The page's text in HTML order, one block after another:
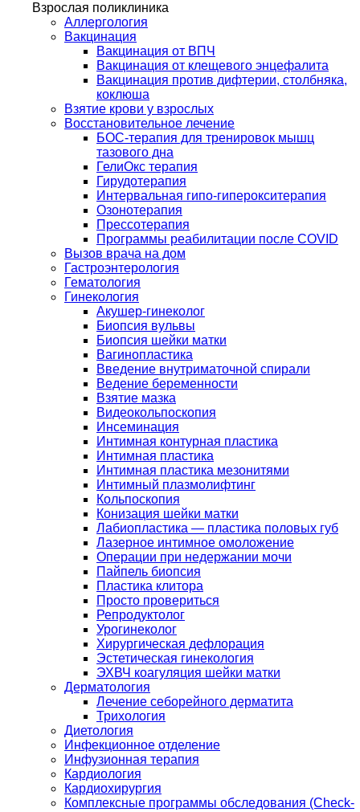
Взрослая поликлиника
Аллергология
Вакцинация
Вакцинация от ВПЧ
Вакцинация от клещевого энцефалита
Вакцинация против дифтерии, столбняка,
коклюша
Взятие крови у взрослых
Восстановительное лечение
БОС-терапия для тренировок мышц
тазового дна
ГелиОкс терапия
Гирудотерапия
Интервальная гипо-гиперокситерапия
Озонотерапия
Прессотерапия
Программы реабилитации после СOVID
Вызов врача на дом
Гастроэнтерология
Гематология
Гинекология
Акушер-гинеколог
Биопсия вульвы
Биопсия шейки матки
Вагинопластика
Введение внутриматочной спирали
Ведение беременности
Взятие мазка
Видеокольпоскопия
Инсеминация
Интимная контурная пластика
Интимная пластика
Интимная пластика мезонитями
Интимный плазмолифтинг
Кольпоскопия
Конизация шейки матки
Лабиопластика — пластика половых губ
Лазерное интимное омоложение
Операции при недержании мочи
Пайпель биопсия
Пластика клитора
Просто провериться
Репродуктолог
Урогинеколог
Хирургическая дефлорация
Эстетическая гинекология
ЭХВЧ коагуляция шейки матки
Дерматология
Лечение себорейного дерматита
Трихология
Диетология
Инфекционное отделение
Инфузионная терапия
Кардиология
Кардиохирургия
Комплексные программы обследования (Check-